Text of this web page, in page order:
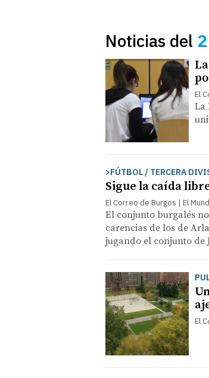
Noticias del
El
La
>FÚTBOL / TERCERA
Sigue la caída
El Correo de Burgos | El
El conjunto burgalés
carencias de los de
jugando el conjunto de
El